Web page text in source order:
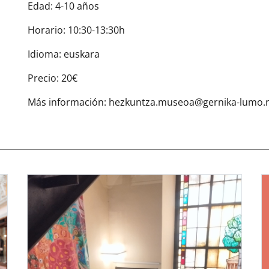
Edad: 4-10 años
Horario: 10:30-13:30h
Idioma: euskara
Precio: 20€
Más información: hezkuntza.museoa@gernika-